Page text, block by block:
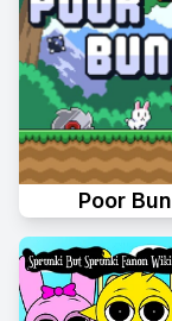
Poor